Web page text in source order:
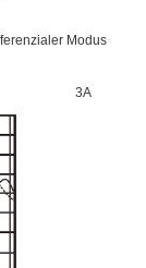
Modus